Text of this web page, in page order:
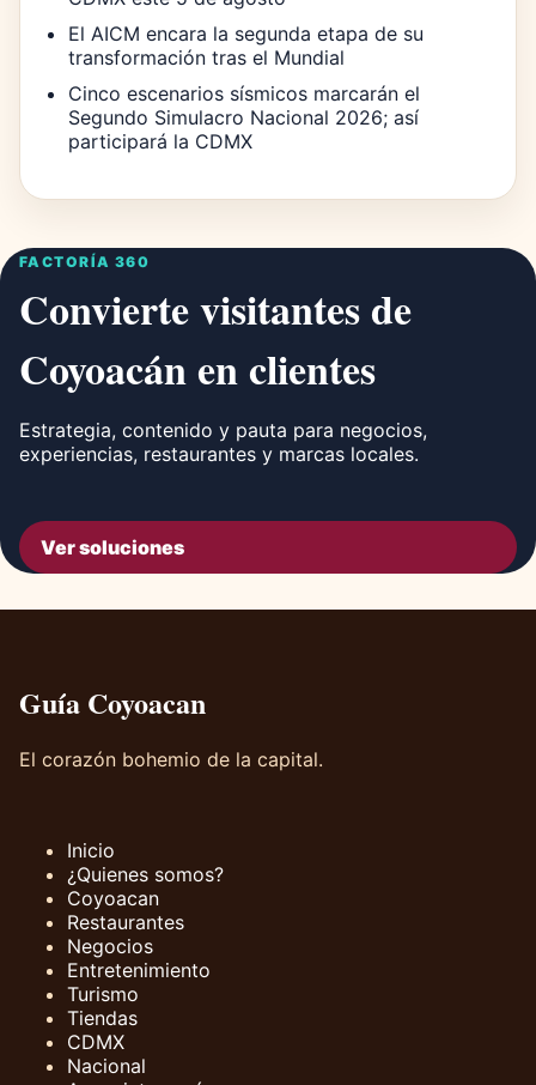
El AICM encara la segunda etapa de su
transformación tras el Mundial
Cinco escenarios sísmicos marcarán el
Segundo Simulacro Nacional 2026; así
participará la CDMX
FACTORÍA 360
Convierte visitantes de
Coyoacán en clientes
Estrategia, contenido y pauta para negocios,
experiencias, restaurantes y marcas locales.
Ver soluciones
Guía Coyoacan
El corazón bohemio de la capital.
Inicio
¿Quienes somos?
Coyoacan
Restaurantes
Negocios
Entretenimiento
Turismo
Tiendas
CDMX
Nacional